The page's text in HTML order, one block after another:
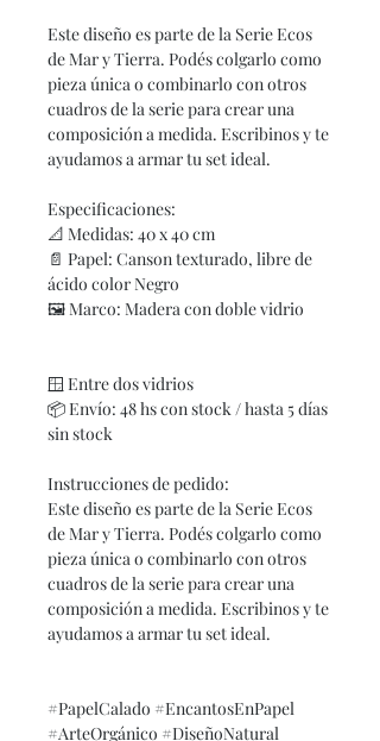
Este diseño es parte de la Serie Ecos
de Mar y Tierra. Podés colgarlo como
pieza única o combinarlo con otros
cuadros de la serie para crear una
composición a medida. Escribinos y te
ayudamos a armar tu set ideal.
Especificaciones:
📐 Medidas: 40 x 40 cm
📄 Papel: Canson texturado, libre de
ácido color Negro
🖼Marco: Madera con doble vidrio
🪟 Entre dos vidrios
📦Envío: 48 hs con stock / hasta 5 días
sin stock
Instrucciones de pedido:
Este diseño es parte de la Serie Ecos
de Mar y Tierra. Podés colgarlo como
pieza única o combinarlo con otros
cuadros de la serie para crear una
composición a medida. Escribinos y te
ayudamos a armar tu set ideal.
#PapelCalado #EncantosEnPapel
#ArteOrgánico #DiseñoNatural